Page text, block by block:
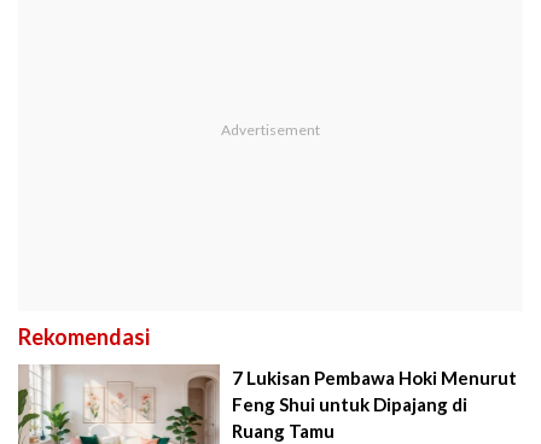
Rekomendasi
7 Lukisan Pembawa Hoki Menurut
Feng Shui untuk Dipajang di
Ruang Tamu